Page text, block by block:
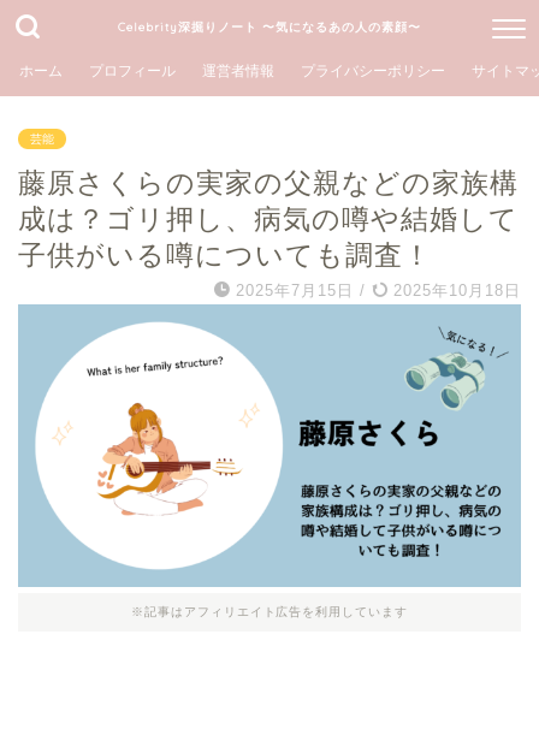
Celebrity深掘りノート 〜気になるあの人の素顔〜
ホーム プロフィール 運営者情報 プライバシーポリシー サイトマ
芸能
藤原さくらの実家の父親などの家族構
成は？ゴリ押し、病気の噂や結婚して
子供がいる噂についても調査！
2025年7月15日 / 2025年10月18日
※記事はアフィリエイト広告を利用しています